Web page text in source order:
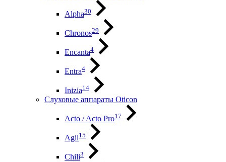
Alpha30
Chronos29
Encanta4
Entra4
Inizia14
Слуховые аппараты Oticon
Acto / Acto Pro17
Agil15
Chili3